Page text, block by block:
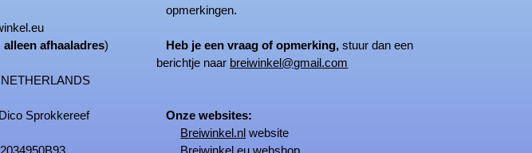
alleen afhaaladres)
Sprokkereef
opmerkingen.
Heb je een vraag of opmerking, stuur dan een
berichtje naar breiwinkel@gmail.com
Onze websites:
Breiwinkel.nl website
Breiwinkel.eu webshop